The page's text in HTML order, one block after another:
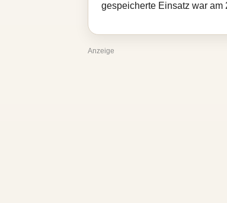
gespeicherte Einsatz war am
Anzeige